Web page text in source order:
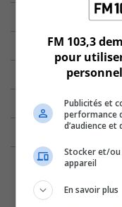
FM 103,3
pour
Publicités et
performance
d’audience
Stocker et/ou
appareil
En savoir plus